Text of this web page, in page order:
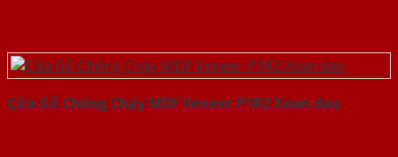
Cửa Gỗ Chống Cháy MDF Veneer P1R2 Xoan dao